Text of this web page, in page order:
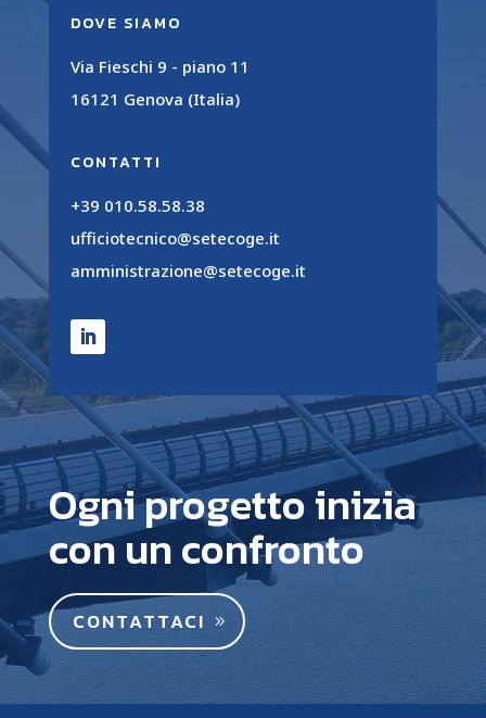
DOVE SIAMO
Via Fieschi 9 - piano 11
16121 Genova (Italia)
CONTATTI
+39 010.58.58.38
ufficiotecnico@setecoge.it
amministrazione@setecoge.it
Ogni progetto inizia
con un confronto
CONTATTACI